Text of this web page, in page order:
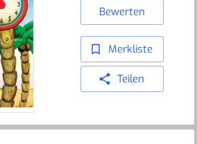
Bewerten
Merkliste
Teilen